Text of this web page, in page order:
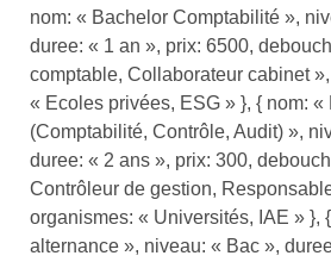
nom: « Bachelor Comptabilité »,
duree: « 1 an », prix: 6500,
comptable, Collaborateur cabinet
« Ecoles privées, ESG » }, { nom: «
(Comptabilité, Contrôle, Audit) »,
duree: « 2 ans », prix: 300,
Contrôleur de gestion,
organismes: « Universités, IAE » },
alternance », niveau: « Bac »,